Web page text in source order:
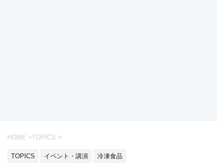
HOME >TOPICS >
TOPICS イベント・講演 冷凍食品